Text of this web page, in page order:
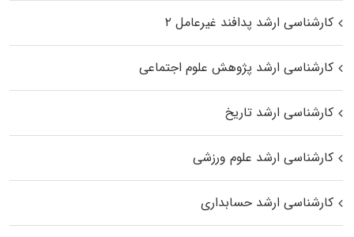
کارشناسی ارشد پدافند غیرعامل ۲
کارشناسی ارشد پژوهش علوم اجتماعی
کارشناسی ارشد تاریخ
کارشناسی ارشد علوم ورزشی
کارشناسی ارشد حسابداری